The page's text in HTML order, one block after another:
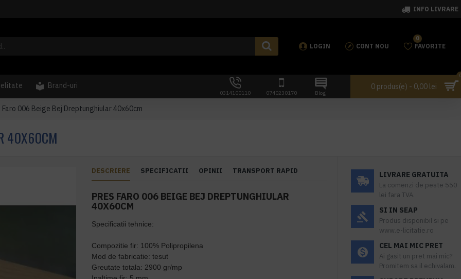
INFO LIVRARE
LOGIN CONT NOU FAVORITE
0
Brand-uri
0314100110 0740230170 Blog
0 produs(e) - 0,00 lei
Faro 006 Beige Bej Dreptunghiular 40x60cm
40X60CM
DESCRIERE SPECIFICATII OPINII TRANSPORT RAPID
PRES FARO 006 BEIGE BEJ DREPTUNGHIULAR
40X60CM
Specificatii tehnice:
Compozitie fir: 100% Polipropilena
Mod de fabricatie: tesut
Greutate totala: 2900 gr/mp
LIVRARE GRATUITA
La comenzi de peste 550
lei fara TVA.
SI IN SEAP
Produs disponibil si pe
www.e-licitatie.ro
CEL MAI MIC PRET
Ai gasit un pret mai mic?
Promitem sa il echivalam.